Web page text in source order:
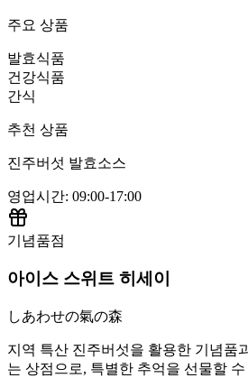
주요 상품
발효식품
건강식품
간식
추천 상품
진주버섯 발효소스
영업시간: 09:00-17:00
기념품점
아이스 스위트 히세이
しあわせの氣の森
지역 특산 진주버섯을 활용한 기념품
는 상점으로, 특별한 추억을 선물할